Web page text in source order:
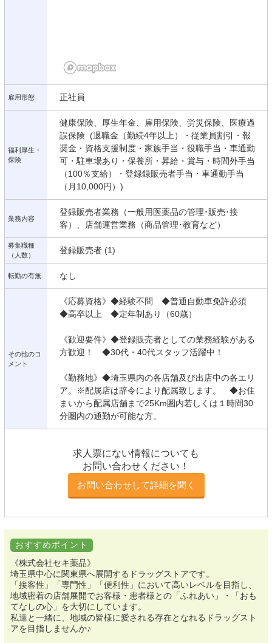
雇用形態 正社員
福利厚生・
保険
健康保険、厚生年金、雇用保険、労災保険、医療過
誤保険 (退職金（勤続4年以上）・従業員割引・報
奨金・資格支援制度・家族手当・役職手当・車通勤
可・駐車場あり・保養所・昇給・賞与・時間外手当
（100％支給）・登録録販売者手当・車通勤手当
（月10,000円）)
業務内容
登録販売者業務（一般用医薬品の管理･販売･接
客）、店舗運営業務（商品管理･教育など）
募集職種
（人数）
登録販売者 (1)
転勤の有無 なし
その他のコ
メント
《応募資格》◆経験不問 ◆普通自動車免許必須
◆高卒以上 ◆定年制あり（60歳）
《歓迎要件》◆登録販売者としての業務経験がある
方歓迎！ ◆30代・40代スタッフ活躍中！
《勤務地》◆埼玉県内の各店舗及び出店中の各エリ
ア。※配属店は辞令により配属致します。 ◆お住
まいから配属店舗まで25Km圏内若しくは１時間30
分圏内の通勤が可能な方。
求人票にない情報についても
お問い合わせください！
お問い合わせして詳細を聞く
おすすめポイント
《株式会社セキ薬品》
埼玉県中心に関東県へ展開するドラッグストアです。
「接客性」「専門性」「便利性」において高いレベルを目指し、
地域密着の店舗展開でお客様・患者様との「ふれあい」・「おも
てなしの心」を大切にしています。
私達と一緒に、地域の皆様に愛される存在となれるドラッグスト
アを目指しませんか♪